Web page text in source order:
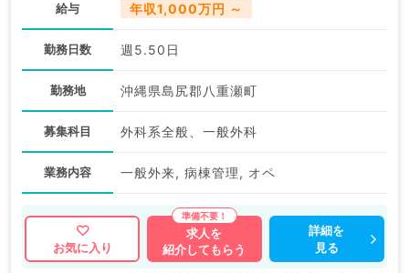
給与 年収1,000万円 ～
勤務日数 週5.50日
勤務地 沖縄県島尻郡八重瀬町
募集科目 外科系全般、一般外科
業務内容 一般外来, 病棟管理, オペ
お気に入り
求人を
紹介してもらう
詳細を
見る